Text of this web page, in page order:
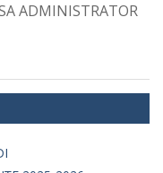
ADMINISTRATOR